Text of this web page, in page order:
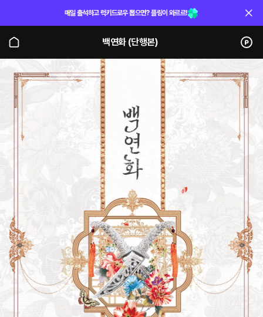
매일 출석하고 럭키드로우 뽑으면? 플링이 와르르!
백연화 (단행본)